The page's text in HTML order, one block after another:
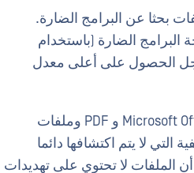
بحثا عن البرامج الضارة.
الضارة (باستخدام
الحصول على أعلى معدل
يمكن أن تحتوي ملفات مثل Microsoft Office و PDF وملفات
لا يتم اكتشافها دائما
الملفات لا تحتوي على تهديدات